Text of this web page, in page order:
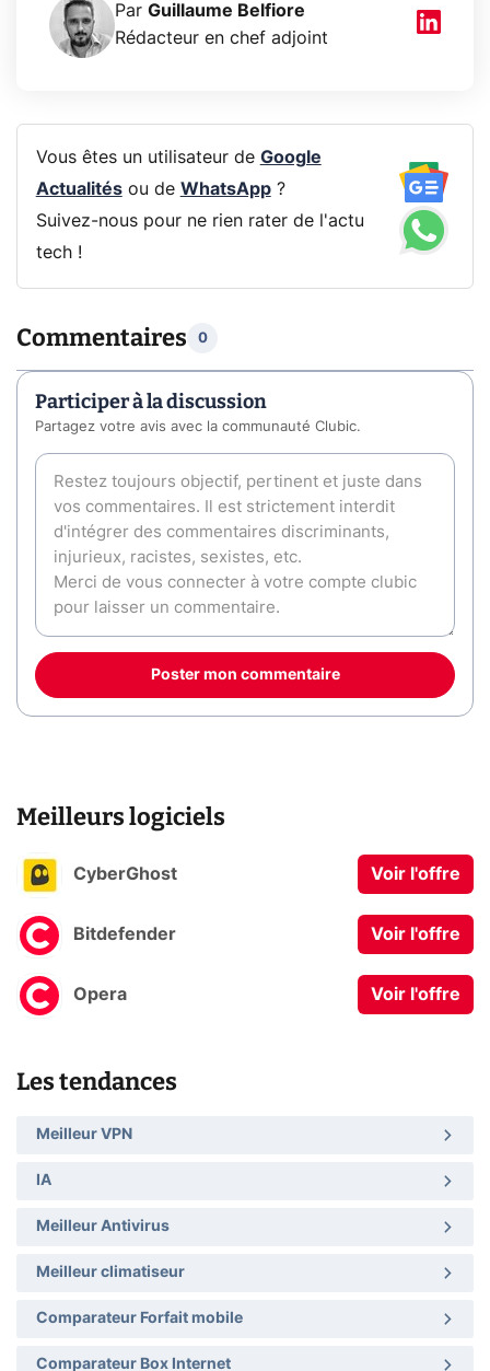
Par Guillaume Belfiore
Rédacteur en chef adjoint
Vous êtes un utilisateur de Google
Actualitésou de WhatsApp?
Suivez-nous pour ne rien rater de l'actu
tech !
Commentaires 0
Participer à la discussion
Partagez votre avis avec la communauté Clubic.
Poster mon commentaire
Meilleurs logiciels
CyberGhost Voir l'offre
Bitdefender Voir l'offre
Opera Voir l'offre
Les tendances
Meilleur VPN
IA
Meilleur Antivirus
Meilleur climatiseur
Comparateur Forfait mobile
Comparateur Box Internet